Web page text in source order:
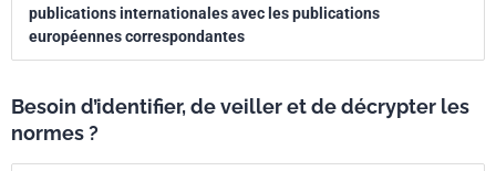
publications internationales avec les publications
européennes correspondantes
Besoin d’identifier, de veiller et de décrypter les
normes ?